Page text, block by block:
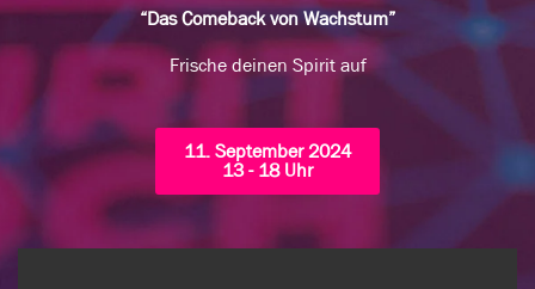
“Das Comeback von Wachstum”
Frische deinen Spirit auf
11. September 2024
13 - 18 Uhr